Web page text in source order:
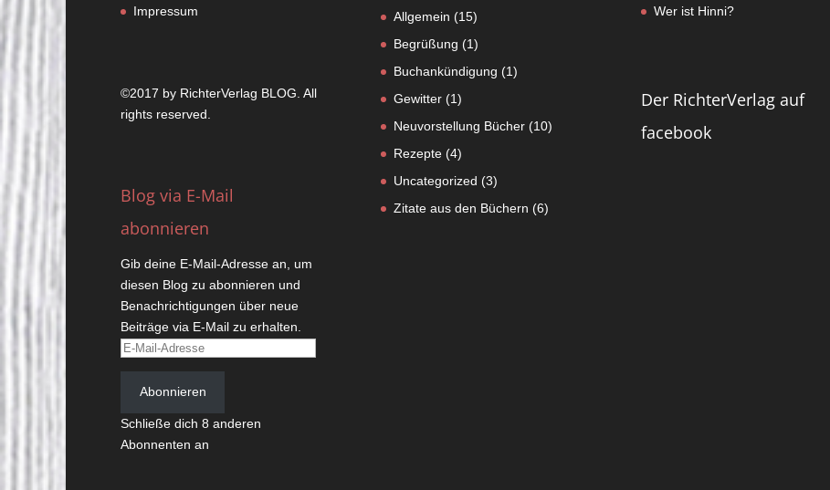
Impressum
©2017 by RichterVerlag BLOG. All
rights reserved.
Blog via E-Mail
abonnieren
Gib deine E-Mail-Adresse an, um
diesen Blog zu abonnieren und
Benachrichtigungen über neue
Beiträge via E-Mail zu erhalten.
E-
Adresse
Abonnieren
Schließe dich 8 anderen
Abonnenten an
Allgemein (15)
Begrüßung (1)
Buchankündigung (1)
Gewitter(1)
Neuvorstellung Bücher(10)
Rezepte(4)
Uncategorized (3)
Zitate aus den Büchern (6)
Wer ist Hinni?
Der RichterVerlag auf
facebook